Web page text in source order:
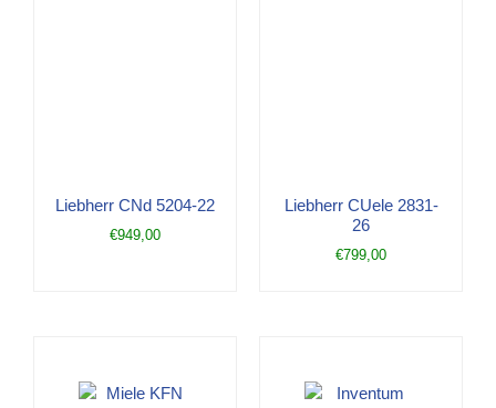
Liebherr CNd 5204-22
€949,00
Liebherr CUele 2831-
26
€799,00